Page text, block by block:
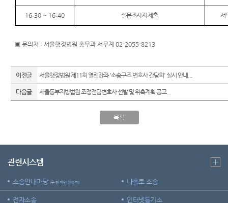
16:30 ~ 16:40 설문조사지 제출 서
▣ 문의처 : 서울행정법원 총무과 서무계 02-2055-8213
이전글 서울행정법원 제11회 열린강좌 '소송구조 변호사 간담회' 실시 안내...
다음글 서울동부지방법원 조정전담변호사 선발 및 위촉계획 공고...
목록
관련시스템
소송안내마당 (구 전자민원센터) 나홀로 소송
전자소송 인터넷등기소